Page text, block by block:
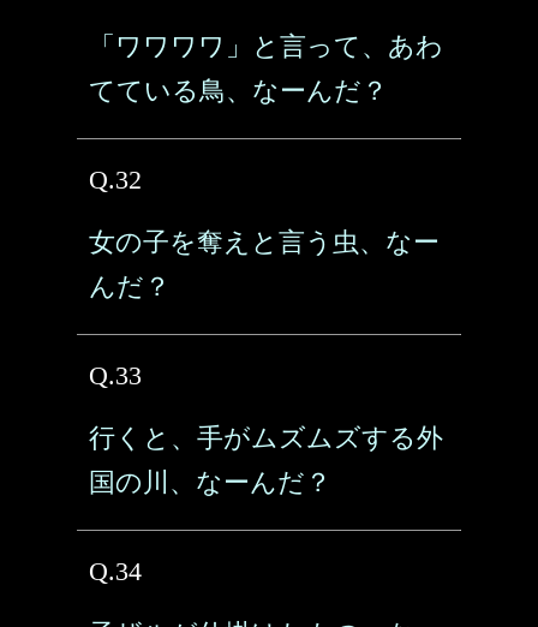
「ワワワワ」と言って、あわ
てている鳥、なーんだ？
Q.32
女の子を奪えと言う虫、なー
んだ？
Q.33
行くと、手がムズムズする外
国の川、なーんだ？
Q.34